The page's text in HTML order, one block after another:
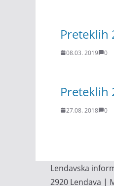
Preteklih
08.03. 2019 0
Preteklih
27.08. 2018 0
Lendavska
2920 Lendava |